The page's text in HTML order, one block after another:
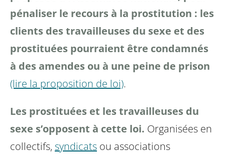
pénaliser le recours à la prostitution : les
clients des travailleuses du sexe et des
prostituées pourraient être condamnés
à des amendes ou à une peine de prison
(lire la proposition de loi).
Les prostituées et les travailleuses du
sexe s’opposent à cette loi. Organisées en
collectifs, syndicats ou associations